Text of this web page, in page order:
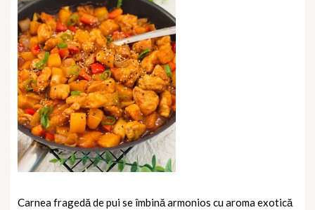
Carnea fragedă de pui se îmbină armonios cu aroma exotică